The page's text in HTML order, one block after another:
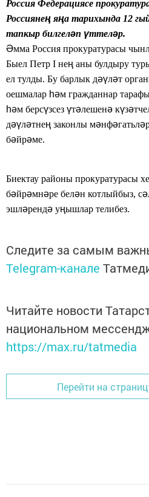
Россия Федерациясе
Россиянең яңа тарихында 12
тапкыр билгеләп үттеләр.
Әмма Россия прокуратурасы
Быел Петр I нең аны булдыру
ел тулды. Бу барлык дәүләт
оешмалар һәм гражданнар
һәм берсүзсез үтәлешенә күзә
дәүләтнең законлы мәнфәгатьлә
бәйрәме.
Биектау районы прокуратурасы
бәйрәмнәре белән котлыйбыз, сә
эшләрендә уңышлар телибез.
Следите за самым
Telegram-канале
Читайте новости
национальном
https://max.ru/tatmedia
Перейти на